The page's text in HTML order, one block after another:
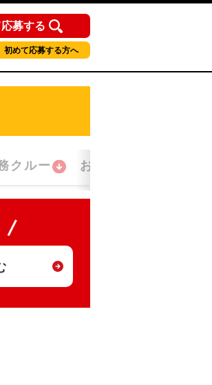
募する
初めて応募する方へ
クルー おかえり！クルー